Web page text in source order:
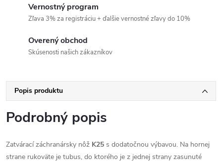
Vernostný program
Zľava 3% za registráciu + ďalšie vernostné zľavy do 10%
Overený obchod
Skúsenosti našich zákazníkov
Popis produktu
Podrobný popis
Zatvárací záchranársky nôž K25 s dodatočnou výbavou. Na hornej
strane rukoväte je tubus, do ktorého je z jednej strany zasunuté